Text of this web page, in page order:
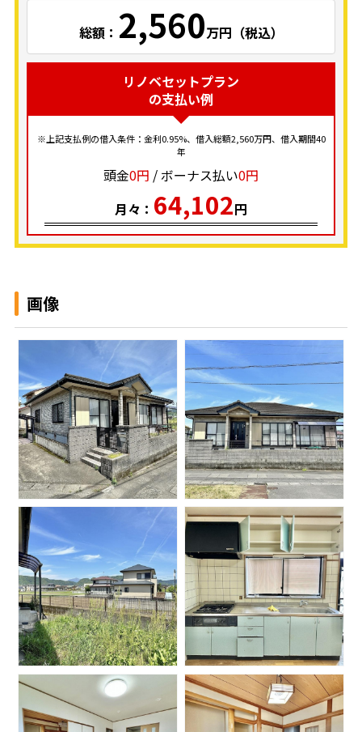
総額： 2,560万円（税込）
リノベセットプラン
の支払い例
※上記支払例の借入条件：金利0.95%、借入総額2,560万円、借入期間40
年
頭金0円 / ボーナス払い0円
月々： 64,102円
画像